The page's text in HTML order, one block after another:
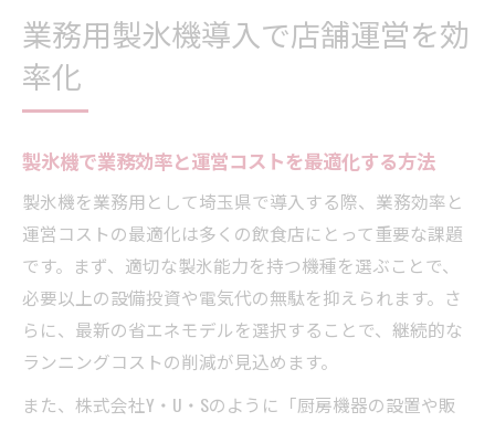
訣
製氷機を選ぶ際の設置スペースと容量の見
極め方
製氷機の耐用年数とメンテナンス性の確認
ポイント
業務用製氷機選定で重視したい給水方式と
効率性
厨房に最適な製氷機サイズと機能性をチェ
ック
業務用製氷機導入で店舗運営を効
率化
製氷機で業務効率と運営コストを最適化する方法
製氷機を業務用として埼玉県で導入する際、業務効率と
運営コストの最適化は多くの飲食店にとって重要な課題
です。まず、適切な製氷能力を持つ機種を選ぶことで、
必要以上の設備投資や電気代の無駄を抑えられます。さ
らに、最新の省エネモデルを選択することで、継続的な
ランニングコストの削減が見込めます。
また、株式会社Y・U・Sのように「厨房機器の設置や販